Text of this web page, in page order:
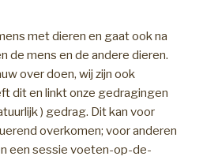
met dieren en gaat ook na
de mens en de andere dieren.
over doen, wij zijn ook
dit en linkt onze gedragingen
) gedrag. Dit kan voor
overkomen; voor anderen
een sessie voeten-op-de-